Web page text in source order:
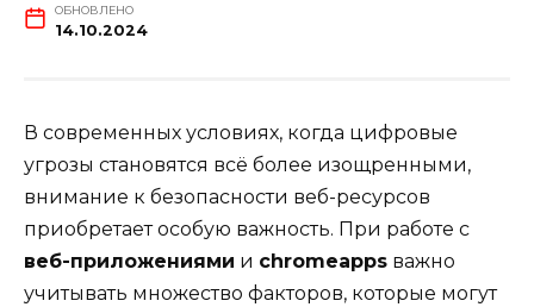
ОБНОВЛЕНО
14.10.2024
В современных условиях, когда цифровые
угрозы становятся всё более изощренными,
внимание к безопасности веб-ресурсов
приобретает особую важность. При работе с
веб-приложениями и chromeapps важно
учитывать множество факторов, которые могут